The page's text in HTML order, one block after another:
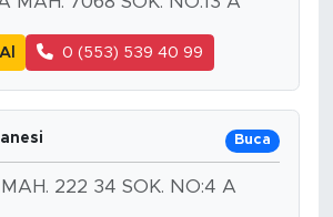
0 (553) 539 40 99
Buca
222 34 SOK. NO:4 A